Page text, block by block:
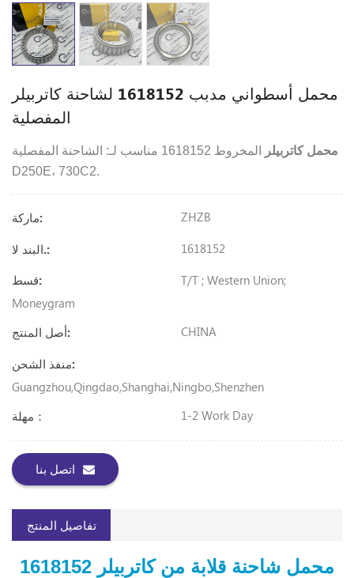
محمل أسطواني مدبب 1618152 لشاحنة كاتربيلر
المفصلية
محمل كاتربيلر
المخروط 1618152 مناسب لـ: الشاحنة المفصلية
D250E، 730C2.
ماركة: ZHZB
البند لا.: 1618152
قسط:
T/T ; Western Union;
Moneygram
أصل المنتج:
CHINA
منفذ الشحن:
Guangzhou,Qingdao,Shanghai,Ningbo,Shenzhen
مهلة：
1-2 Work Day
اتصل بنا
تفاصيل المنتج
محمل شاحنة قلابة من كاتربيلر 1618152